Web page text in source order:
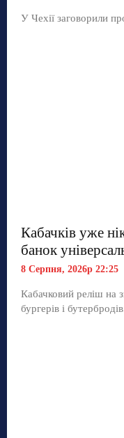
У Чехії заговорили
Кабачків уже
банок
8 Серпня, 2026р 22:25
Кабачковий реліш на
бургерів і